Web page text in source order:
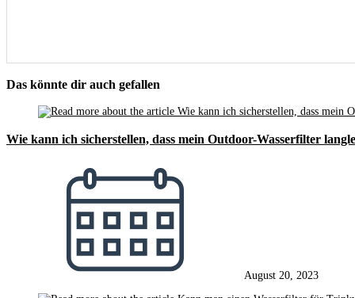
Das könnte dir auch gefallen
Wie kann ich sicherstellen, dass mein Outdoor-Wasserfilter
August 20, 2023